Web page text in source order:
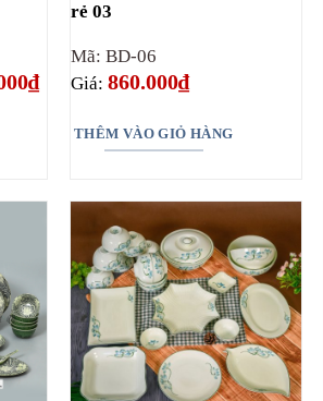
₫Giá
hiện
1.910.000₫.
rẻ 03
Mã: BD-06
Giá: 860.000₫
THÊM VÀO GIỎ HÀNG